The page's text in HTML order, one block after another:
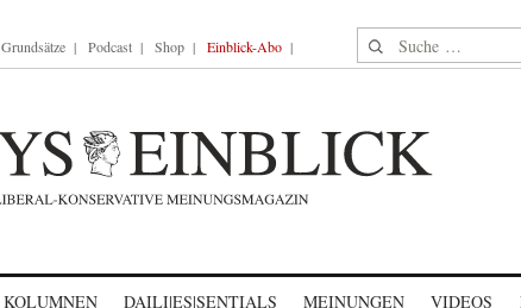
Grundsätze Podcast Shop Einblick-Abo Suche nach:
KOLUMNEN DAILI|ES|SENTIALS MEINUNGEN VIDEOS